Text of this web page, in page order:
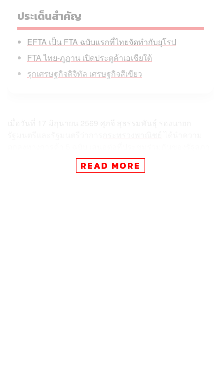
ประเด็นสำคัญ
EFTA เป็น FTA ฉบับแรกที่ไทยจัดทำกับยุโรป
FTA ไทย-ภูฏาน เปิดประตูค้าเอเชียใต้
รุกเศรษฐกิจดิจิทัล เศรษฐกิจสีเขียว
ครั้งที่ 3 (สมัยสามัญประจำปีครั้งที่หนึ่ง) เป็นพิเศษ เพื่อ
พิจารณาให้ความเห็นชอบ โดยเป็นความตกลงการค้าเสรี
READ MORE